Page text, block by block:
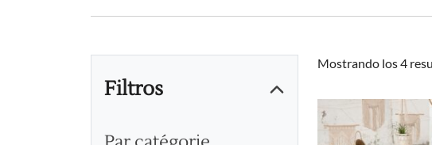
Filtros
Mostrando los 4